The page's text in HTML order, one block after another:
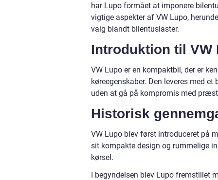
har Lupo formået at imponere
vigtige aspekter af VW Lupo,
valg blandt bilentusiaster.
Introduktion til VW
VW Lupo er en kompaktbil, der er
køreegenskaber. Den leveres med
uden at gå på kompromis med
Historisk
VW Lupo blev først introduceret på
sit kompakte design og rummelige
kørsel.
I begyndelsen blev Lupo fremstillet